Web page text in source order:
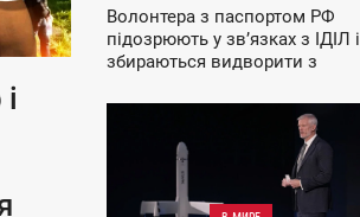
Волонтера з паспортом РФ
підозрюють у зв’язках з ІДІЛ і
збираються видворити з